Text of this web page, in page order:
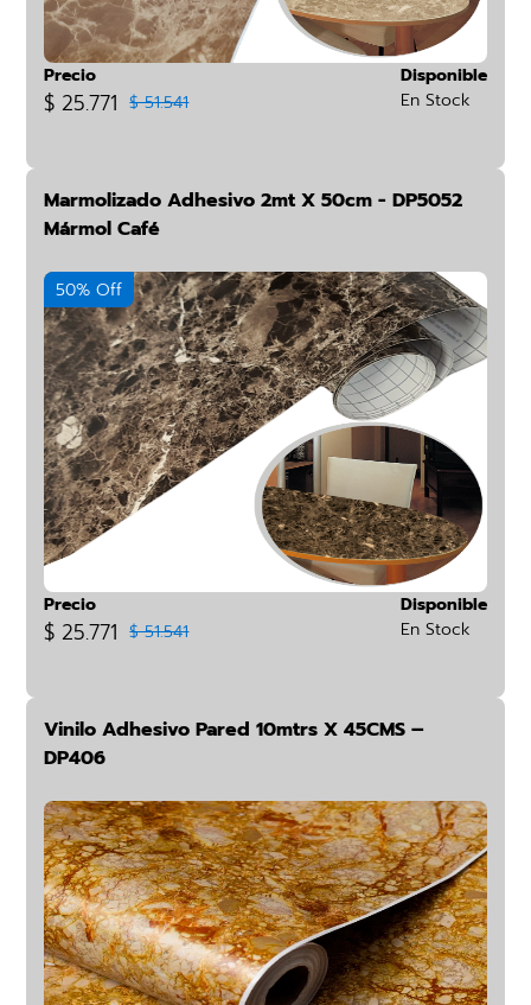
Precio
$ 25.771 $ 51.541
Disponible
En Stock
Marmolizado Adhesivo 2mt X 50cm - DP5052
Mármol Café
50% Off
Precio
$ 25.771 $ 51.541
Disponible
En Stock
Vinilo Adhesivo Pared 10mtrs X 45CMS –
DP406